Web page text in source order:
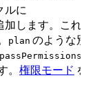
ルに
加します。これ
plan のような
権限モード